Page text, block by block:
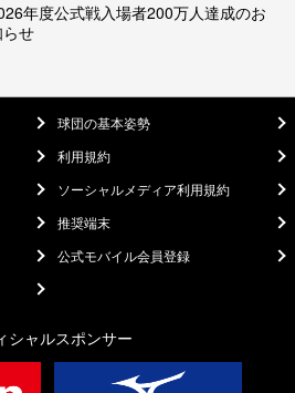
年度公式戦入場者200万人達成のお
せ
球団の基本姿勢
利用規約
ソーシャルメディア利用規約
推奨端末
公式モバイル会員登録
シャルスポンサー